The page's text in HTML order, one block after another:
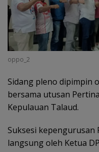
oppo_2
Sidang pleno dipimpin
bersama utusan
Kepulauan Talaud.
Suksesi kepengurusan
langsung oleh Ketua